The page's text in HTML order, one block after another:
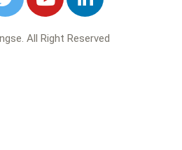
All Right Reserved